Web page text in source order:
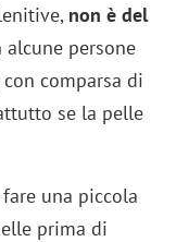
non è del
alcune persone
comparsa di
se la pelle
una piccola
prima di